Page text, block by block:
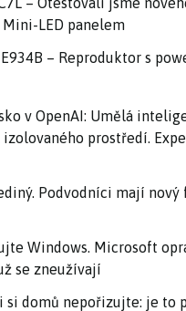
Mini-LED panelem
E934B – Reproduktor s
v OpenAI: Umělá
izolovaného prostředí.
Podvodníci mají
Windows. Microsoft
se zneužívají
domů nepořizujte: je to